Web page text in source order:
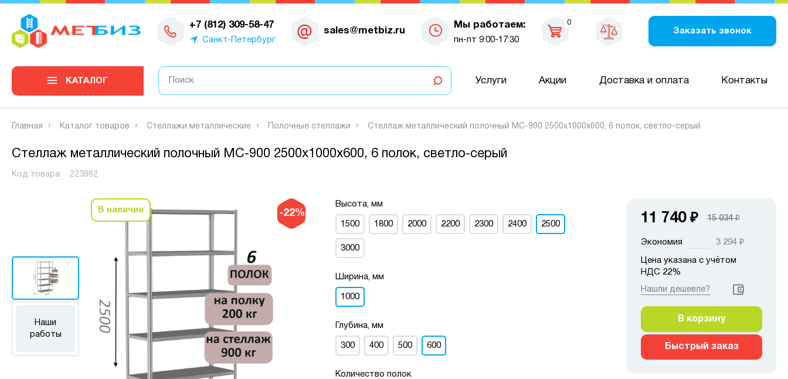
+7 (812) 309-58-47
Санкт-Петербург
sales@metbiz.ru
Мы работаем:
пн-пт 9:00-17:30
0
Заказать звонок
0
КАТАЛОГ Услуги Акции Доставка и оплата Контакты
Главная Каталог товаров Стеллажи металлические Полочные стеллажи Стеллаж металлический полочный МС-900 2500х1000х600, 6 полок, светло-серый
Стеллаж металлический полочный МС-900 2500х1000х600, 6 полок, светло-серый
Код товара: 223862
-22%
Наши
работы
В наличии
Высота, мм
1500 1800 2000 2200 2300 2400 2500
3000
Ширина, мм
1000
Глубина, мм
300 400 500 600
Количество полок
11 740 ₽ 15 034₽
Экономия 3 294 ₽
Цена указана с учётом
НДС 22%
Нашли дешевле?
В корзину
Быстрый заказ